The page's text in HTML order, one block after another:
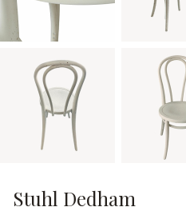
Stuhl Dedham